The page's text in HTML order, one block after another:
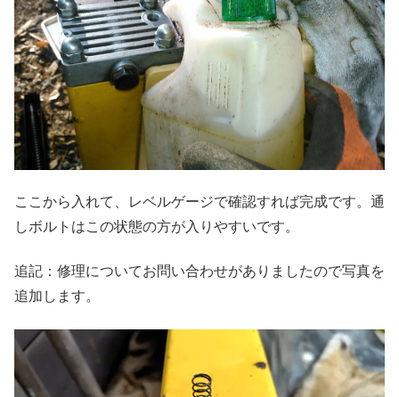
ここから入れて、レベルゲージで確認すれば完成です。通
しボルトはこの状態の方が入りやすいです。
追記：修理についてお問い合わせがありましたので写真を
追加します。